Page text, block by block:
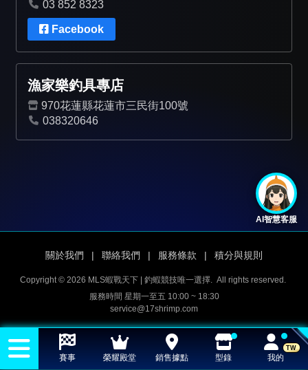
03 852 8323
Facebook
漁家樂釣具專店
970花蓮縣花蓮市三民街100號
038320646
AI智慧客服
關於我們 | 聯絡我們 | 服務條款 | 積分與規則
Copyright © 2026 MLS蝦戰天下 | 釣蝦競技唯一選擇. All rights reserved.
服務時間 星期一至五 10:00 ~ 18:30
service@17shrimp.com
賽事 榮耀殿堂 銷售據點 型錄
TW
我的